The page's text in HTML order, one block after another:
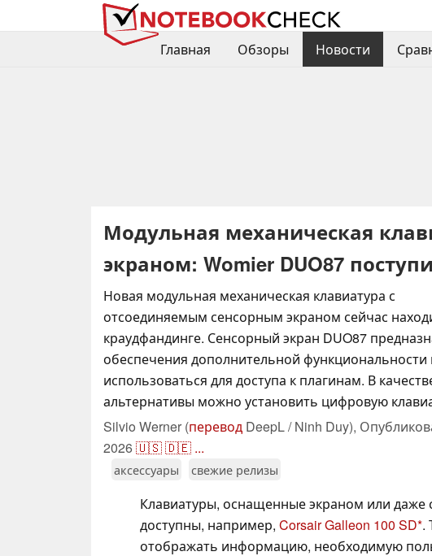
Главная
Обзоры Новости
Модульная механическая
экраном: Womier DUO87
Новая модульная механическая клавиатура с
отсоединяемым сенсорным экраном сейчас
краудфандинге. Сенсорный экран DUO87
обеспечения дополнительной
использоваться для доступа к плагинам. В
альтернативы можно установить цифровую
Silvio Werner (перевод DeepL / Ninh Duy),
2026🇺🇸🇩🇪 ...
аксессуары свежие релизы
Клавиатуры, оснащенные экраном или
доступны, например, Corsair Galleon 100 SD .
отображать информацию, необходимую